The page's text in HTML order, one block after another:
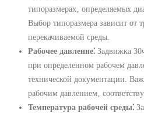
типоразмерах‚ определяемых
Выбор типоразмера зависит от
перекачиваемой среды.
Рабочее давление⁚ Задвижка
при определенном рабочем
технической документации.
рабочим давлением‚
Температура рабочей среды⁚